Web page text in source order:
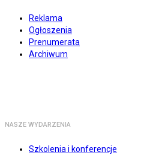
Reklama
Ogłoszenia
Prenumerata
Archiwum
NASZE WYDARZENIA
Szkolenia i konferencje